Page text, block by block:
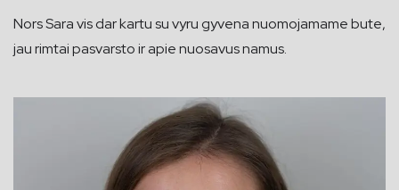
Nors Sara vis dar kartu su vyru gyvena nuomojamame bute,
jau rimtai pasvarsto ir apie nuosavus namus.